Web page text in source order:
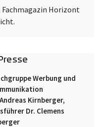
Fachmagazin Horizont
Werbung und
Kirnberger,
Dr. Clemens